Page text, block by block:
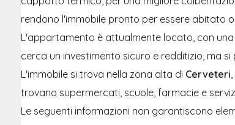
rendono l'immobile pronto per essere abitato
L'appartamento è attualmente locato, con
cerca un investimento sicuro e redditizio, ma
L'immobile si trova nella zona alta di Cerveteri
trovano supermercati, scuole, farmacie e
Le seguenti informazioni non garantiscono